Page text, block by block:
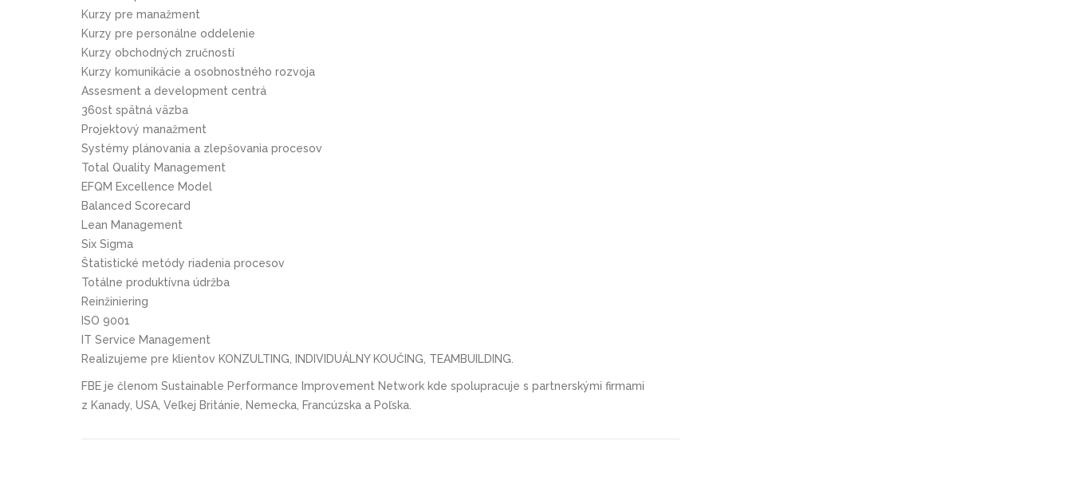
Kurzy pre manažment
Kurzy pre personálne oddelenie
Kurzy obchodných zručností
Kurzy komunikácie a osobnostného rozvoja
Assesment a development centrá
360st spätná väzba
Projektový manažment
Systémy plánovania a zlepšovania procesov
Total Quality Management
EFQM Excellence Model
Balanced Scorecard
Lean Management
Six Sigma
Štatistické metódy riadenia procesov
Totálne produktívna údržba
Reinžiniering
ISO 9001
IT Service Management
Realizujeme pre klientov KONZULTING, INDIVIDUÁLNY KOUČING, TEAMBUILDING.
FBE je členom Sustainable Performance Improvement Network kde spolupracuje s partnerskými firmami
z Kanady, USA, Veľkej Británie, Nemecka, Francúzska a Poľska.